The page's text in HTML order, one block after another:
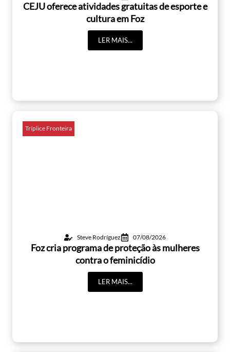
CEJU oferece atividades gratuitas de esporte e
cultura em Foz
LER MAIS...
Tríplice Fronteira
Steve Rodríguez 07/08/2026
Foz cria programa de proteção às mulheres
contra o feminicídio
LER MAIS...